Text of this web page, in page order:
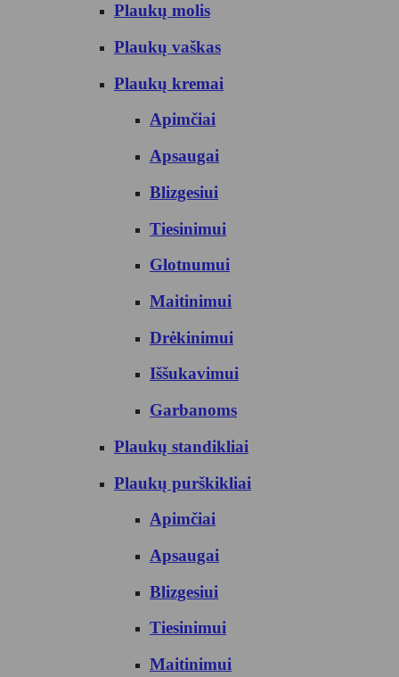
Plaukų molis
Plaukų vaškas
Plaukų kremai
Apimčiai
Apsaugai
Blizgesiui
Tiesinimui
Glotnumui
Maitinimui
Drėkinimui
Iššukavimui
Garbanoms
Plaukų standikliai
Plaukų purškikliai
Apimčiai
Apsaugai
Blizgesiui
Tiesinimui
Maitinimui